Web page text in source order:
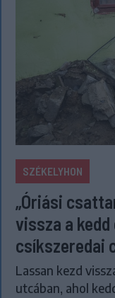
SZÉKELYHON
„Óriási
vissza a
csíkszeredai
Lassan kezd
utcában, ahol